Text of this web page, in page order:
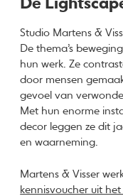
De
Studio Martens &
De thema’s
hun werk. Ze
door mensen
gevoel van
Met hun enorme
decor leggen ze dit
en waarneming.
Martens & Visser
kennisvoucher uit